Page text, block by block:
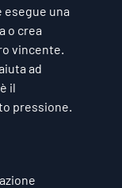
esegue una
o crea
vincente.
ad
il
pressione.